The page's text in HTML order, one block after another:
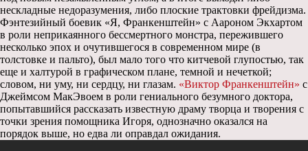
нескладные недоразумения, либо плоские трактовки фрейдизма.
Фэнтезийный боевик «Я, Франкенштейн» с Аароном Экхартом
в роли неприкаянного бессмертного монстра, пережившего
несколько эпох и очутившегося в современном мире (в
толстовке и пальто), был мало того что китчевой глупостью, так
еще и халтурой в графическом плане, темной и нечеткой;
словом, ни уму, ни сердцу, ни глазам. «Виктор Франкенштейн» с
Джеймсом МакЭвоем в роли гениального безумного доктора,
попытавшийся рассказать известную драму творца и творения с
точки зрения помощника Игоря, однозначно оказался на
порядок выше, но едва ли оправдал ожидания.